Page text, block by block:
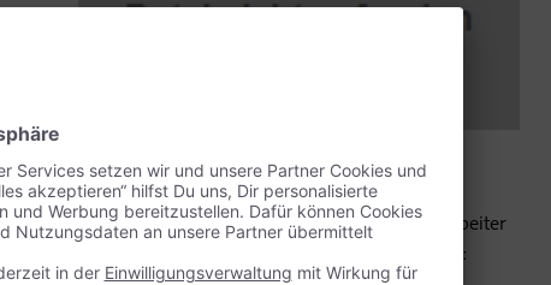
den
das
es ist
In den folgenden Filialen freuen sich die Mitarbeiter
auf großzügige Gaben für die Flachgauer Tafel: